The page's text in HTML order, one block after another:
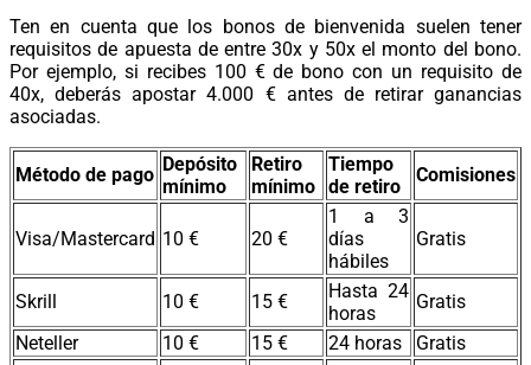
Ten en cuenta que los bonos de bienvenida suelen tener
requisitos de apuesta de entre 30x y 50x el monto del bono.
Por ejemplo, si recibes 100 € de bono con un requisito de
40x, deberás apostar 4.000 € antes de retirar ganancias
asociadas.
Método de pago Depósito
mínimo
Retiro
mínimo
Tiempo
de retiro
Comisiones
Visa/Mastercard 10 € 20 €
1 a 3
días
hábiles
Gratis
Skrill 10 € 15 €
Hasta 24
horas
Gratis
Neteller
10 € 15 € 24 horas
Gratis